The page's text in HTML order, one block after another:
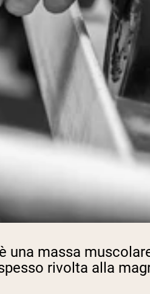
una massa
rivolta alla